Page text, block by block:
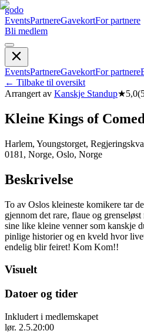
godo
EventsPartnereGavekortFor partnere
Bli medlem
EventsPartnereGavekortFor partnere
← Tilbake til oversikt
Arrangert av Kanskje Standup★5,0(
Kleine Kings of
Harlem, Youngstorget,
0181, Norge, Oslo, Norge
Beskrivelse
To av Oslos kleineste komikere tar
gjennom det rare, flaue og
sine like kleine venner som kanskje
pinlige historier og en kveld hvor
endelig blir feiret! Kom Kom!!
Visuelt
Datoer og tider
Inkludert i medlemskapet
lør. 2.5.20:00